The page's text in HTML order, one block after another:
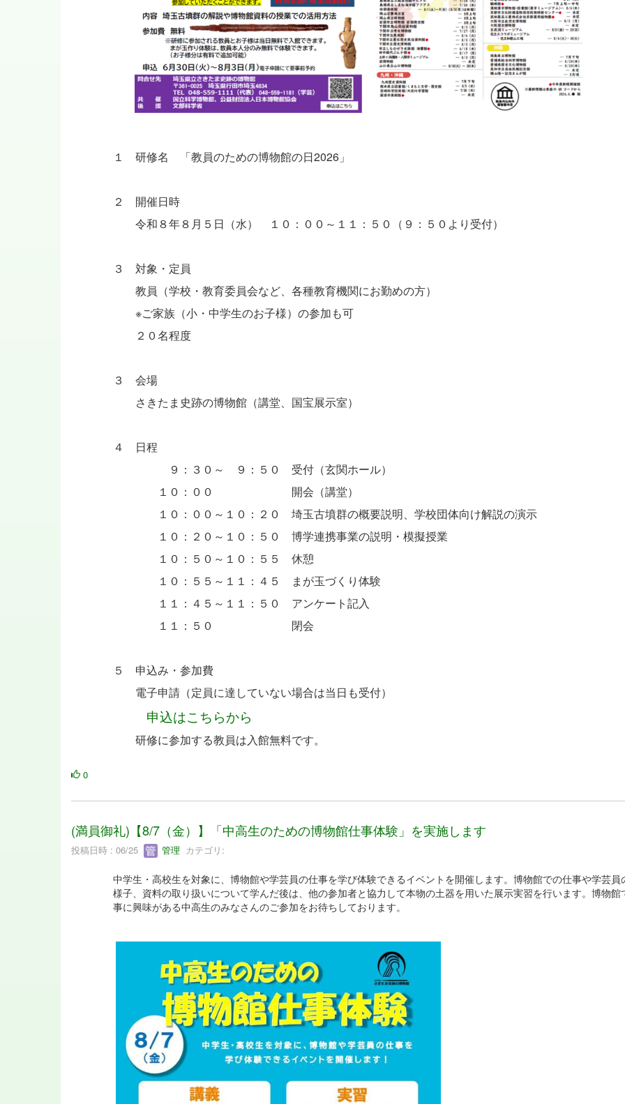
１ 研修名 「教員のための博物館の日2026」
２ 開催日時
令和８年８月５日（水） １０：００～１１：５０（９：５０より受付）
３ 対象・定員
教員（学校・教育委員会など、各種教育機関にお勤めの方）
※ご家族（小・中学生のお子様）の参加も可
２０名程度
３ 会場
さきたま史跡の博物館（講堂、国宝展示室）
４ 日程
９：３０～ ９：５０ 受付（玄関ホール）
１０：００ 開会（講堂）
１０：００～１０：２０ 埼玉古墳群の概要説明、学校団体向け解説の演示
１０：２０～１０：５０ 博学連携事業の説明・模擬授業
１０：５０～１０：５５ 休憩
１０：５５～１１：４５ まが玉づくり体験
１１：４５～１１：５０ アンケート記入
１１：５０ 閉会
５ 申込み・参加費
電子申請（定員に達していない場合は当日も受付）
申込はこちらから
研修に参加する教員は入館無料です。
0
(満員御礼)【8/7（金）】「中高生のための博物館仕事体験」を実施します
投稿日時 : 06/25 管理 カテゴリ:
中学生・高校生を対象に、博物館や学芸員の仕事を学び体験できるイベントを開催します。博物館での仕事や学芸員
様子、資料の取り扱いについて学んだ後は、他の参加者と協力して本物の土器を用いた展示実習を行います。博物館
事に興味がある中高生のみなさんのご参加をお待ちしております。